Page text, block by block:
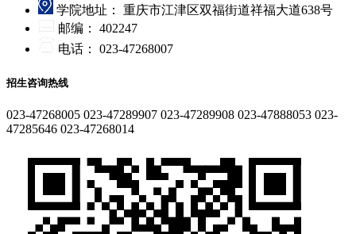
学院地址：
重庆市江津区双福街道祥福大道638号
邮编：
402247
电话：
023-47268007
招生咨询热线
023-47268005 023-47289907 023-47289908 023-47888053 023-
47285646 023-47268014